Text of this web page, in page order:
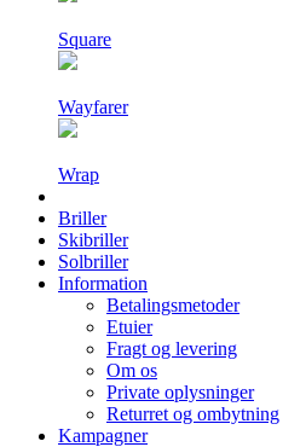
Square
Wayfarer
Wrap
Briller
Skibriller
Solbriller
Information
Betalingsmetoder
Etuier
Fragt og levering
Om os
Private oplysninger
Returret og ombytning
Kampagner